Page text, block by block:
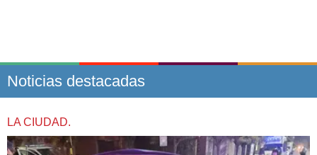
Noticias destacadas
LA CIUDAD.